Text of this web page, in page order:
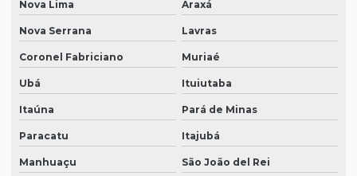
Nova Lima Araxá
Nova Serrana Lavras
Coronel Fabriciano Muriaé
Ubá Ituiutaba
Itaúna Pará de Minas
Paracatu Itajubá
Manhuaçu São João del Rei